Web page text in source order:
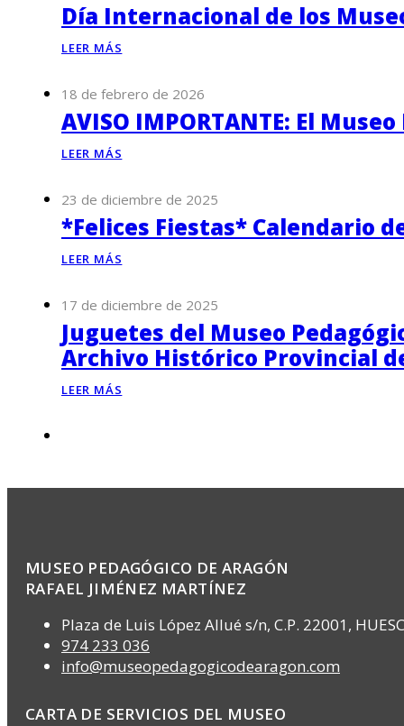
Día Internacional de los
LEER MÁS
18 de febrero de 2026
AVISO IMPORTANTE: El
LEER MÁS
23 de diciembre de 2025
*Felices Fiestas* Calendario
LEER MÁS
17 de diciembre de 2025
Juguetes del Museo
Archivo Histórico Provincial
LEER MÁS
MUSEO PEDAGÓGICO DE ARAGÓN
RAFAEL JIMÉNEZ MARTÍNEZ
Plaza de Luis López Allué s/n, C.P. 22001,
974 233 036
info@museopedagogicodearagon.com
CARTA DE SERVICIOS DEL MUSEO